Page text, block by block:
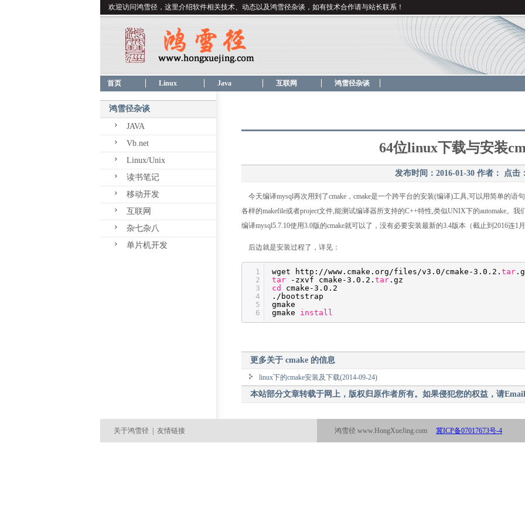
欢迎访问鸿雪径，这里介绍软件相关技术、动态以及鸿雪径杂谈，如有技术合作请与站长联系！
首页 Linux Java 互联网 鸿雪径杂谈
鸿雪径杂谈
JAVA
Vb.net
Linux/Unix
读书笔记
移动开发
互联网
杂七杂八
单片机开发
64位linux下载与安装
发布时间：2016-01-30 作者： 点击：
今天编译mysql再次用到了cmake，cmake是一个跨平台的安装(编译)工具,可以用简单的语
各样的makefile或者project文件,能测试编译器所支持的C++特性,类似UNIX下的automake。我
编译mysql5.7.10使用3.0版的cmake就可以了，没有必要安装最新的3.4版本（截止到2016连1月
后边就是安装过程了，详见：
1
2
3
4
5
6
wget http: //www .cmake.org/files/v3 .0/cmake-3 .0.2. tar
tar
-zxvf cmake-3.0.2. tar .gz
cd
cmake-3.0.2
. /bootstrap
gmake
gmake install
更多关于 cmake 的信息
linux下的cmake安装及下载(2014-09-24)
本站部分文章转载于网上，版权归原作者所有。如果侵犯您的权益，请
关于鸿雪径 友情链接 鸿雪径 www.HongXueJing.com 冀ICP备07017673号-4